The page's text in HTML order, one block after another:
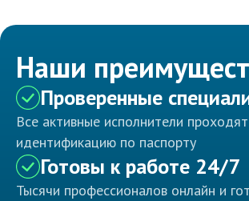
Наши
Проверенные
Все активные исполнители проходят
идентификацию по паспорту
Готовы к работе 24/7
Тысячи профессионалов онлайн и